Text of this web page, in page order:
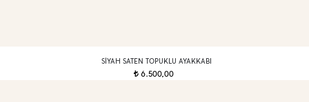
SIYAH SATEN TOPUKLU AYAKKABI
t 6.500,00